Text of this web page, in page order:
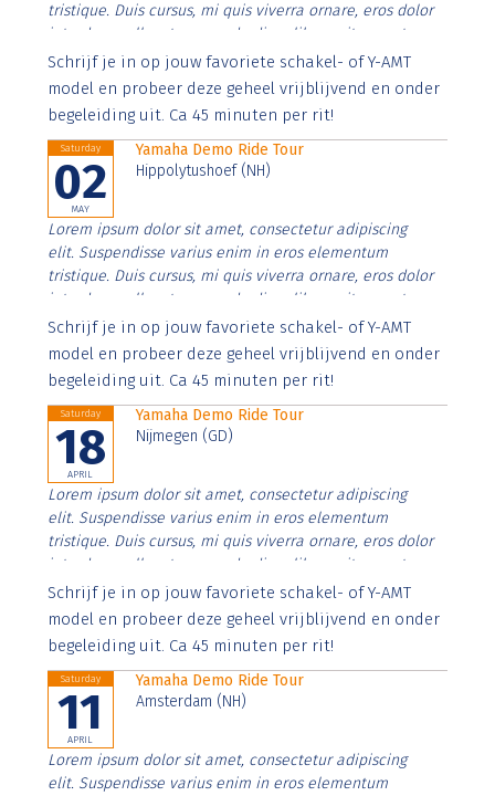
tristique. Duis cursus, mi quis viverra ornare, eros dolor
interdum nulla, ut commodo diam libero vitae erat.
Aenean faucibus nibh et justo cursus id rutrum lorem
imperdiet. Nunc ut sem vitae risus tristique posuere.
Schrijf je in op jouw favoriete schakel- of Y-AMT
model en probeer deze geheel vrijblijvend en onder
begeleiding uit. Ca 45 minuten per rit!
Saturday
02
MAY
Yamaha Demo Ride Tour
Hippolytushoef (NH)
Lorem ipsum dolor sit amet, consectetur adipiscing
elit. Suspendisse varius enim in eros elementum
tristique. Duis cursus, mi quis viverra ornare, eros dolor
interdum nulla, ut commodo diam libero vitae erat.
Aenean faucibus nibh et justo cursus id rutrum lorem
imperdiet. Nunc ut sem vitae risus tristique posuere.
Schrijf je in op jouw favoriete schakel- of Y-AMT
model en probeer deze geheel vrijblijvend en onder
begeleiding uit. Ca 45 minuten per rit!
Saturday
18
APRIL
Yamaha Demo Ride Tour
Nijmegen (GD)
Lorem ipsum dolor sit amet, consectetur adipiscing
elit. Suspendisse varius enim in eros elementum
tristique. Duis cursus, mi quis viverra ornare, eros dolor
interdum nulla, ut commodo diam libero vitae erat.
Aenean faucibus nibh et justo cursus id rutrum lorem
imperdiet. Nunc ut sem vitae risus tristique posuere.
Schrijf je in op jouw favoriete schakel- of Y-AMT
model en probeer deze geheel vrijblijvend en onder
begeleiding uit. Ca 45 minuten per rit!
Saturday
11
APRIL
Yamaha Demo Ride Tour
Amsterdam (NH)
Lorem ipsum dolor sit amet, consectetur adipiscing
elit. Suspendisse varius enim in eros elementum